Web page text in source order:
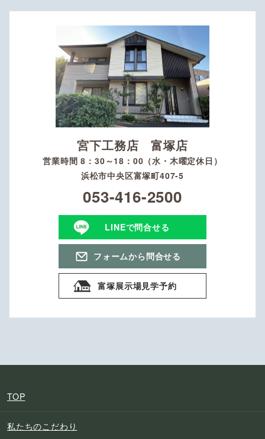
宮下工務店 富塚店
営業時間 8：30～18：00（水・木曜定休日）
浜松市中央区富塚町407-5
053-416-2500
LINEで問合せる
フォームから問合せる
富塚展示場見学予約
TOP
私たちのこだわり